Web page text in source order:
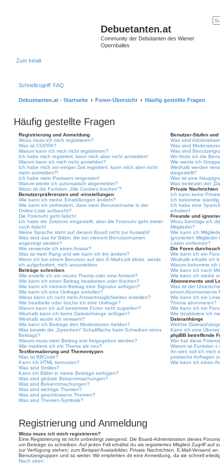
Debuetanten.at
Community der Debütanten des Wiener
Opernballes
Zum Inhalt
Schnellzugriff FAQ
Debuetanten.at - Startseite Foren-Übersicht Häufig gestellte Fragen
Häufig gestellte Fragen
Registrierung und Anmeldung
Wozu muss ich mich registrieren?
Was ist COPPA?
Warum kann ich mich nicht registrieren?
Ich habe mich registriert, kann mich aber nicht anmelden!
Warum kann ich mich nicht anmelden?
Ich habe mich vor einiger Zeit registriert, kann mich aber nicht
mehr anmelden?!
Ich habe mein Passwort vergessen!
Warum werde ich automatisch abgemeldet?
Wozu ist die Funktion „Alle Cookies löschen“?
Benutzerpräferenzen und -einstellungen
Wie kann ich meine Einstellungen ändern?
Wie kann ich verhindern, dass mein Benutzername in der
Online-Liste auftaucht?
Die Forenuhr geht falsch!
Ich habe die Zeitzone eingestellt, aber die Forenuhr geht immer
noch falsch!
Meine Sprache steht auf diesem Board nicht zur Auswahl!
Was sind das für Bilder, die bei meinem Benutzernamen
angezeigt werden?
Wie verwende ich einen Avatar?
Was ist mein Rang und wie kann ich ihn ändern?
Wenn ich bei einem Benutzer auf den E-Mail-Link klicke, werde
ich aufgefordert, mich anzumelden.
Beiträge schreiben
Wie erstelle ich ein neues Thema oder eine Antwort?
Wie kann ich einen Beitrag bearbeiten oder löschen?
Wie kann ich meinem Beitrag eine Signatur anfügen?
Wie kann ich eine Umfrage erstellen?
Wieso kann ich nicht mehr Antwortmöglichkeiten erstellen?
Wie bearbeite oder lösche ich eine Umfrage?
Warum kann ich auf bestimmte Foren nicht zugreifen?
Weshalb kann ich keine Dateianhänge anfügen?
Weshalb wurde ich verwarnt?
Wie kann ich Beiträge den Moderatoren melden?
Was bewirkt die „Speichern“-Schaltfläche beim Schreiben eines
Beitrags?
Warum muss mein Beitrag erst freigegeben werden?
Wie markiere ich ein Thema als neu?
Textformatierung und Thementypen
Was ist BBCode?
Kann ich HTML benutzen?
Was sind Smilies?
Kann ich Bilder in meine Beiträge einfügen?
Was sind globale Bekanntmachungen?
Was sind Bekanntmachungen?
Was sind wichtige Themen?
Was sind geschlossene Themen?
Was sind Themen-Symbole?
Benutzer-Stufen und
Was sind
Was sind
Was sind
Wo finde ich die
Wie werde ich
Weshalb werden
dargestellt?
Was ist eine
Was bedeutet der
Private Nachrichten
Ich kann keine
Ich bekomme
Ich habe eine Spam-
erhalten!
Freunde und
Wozu benötige ich
Mitglieder?
Wie kann ich
ignorierten
Listen entfernen?
Die Foren
Wie kann ich ein
Weshalb erhalte ich
Warum bekomme
Wie kann ich nach
Wie kann ich meine
Abonnements und
Was ist der
einem Abonnements
Wie kann ich ein
Thema abonnieren?
Wie kann ich ein
Wie deaktiviere ich
Dateianhänge
Welche
Kann ich eine
phpBB betreffende
Wer hat diese
Warum ist Funktion
An wen soll ich mich
juristische Anfragen
Wie kann ich einen
Registrierung und Anmeldung
Wozu muss ich mich registrieren?
Eine Registrierung ist nicht unbedingt zwingend. Die Board-Administration dieses
um Beiträge zu schreiben. Auf jeden Fall erhältst du als registriertes Mitglied Zugriff auf
zur Verfügung stehen: zum Beispiel Avatarbilder, Private Nachrichten, E-Mail-Versand
Benutzergruppen und so weiter. Wir empfehlen dir eine Anmeldung, da sie schnell
Nach oben